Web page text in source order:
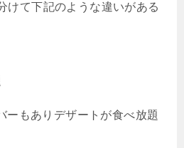
けて下記のような違いがある
ーもありデザートが食べ放題